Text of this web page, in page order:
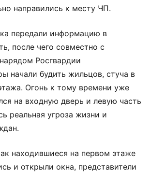
направились к месту ЧП.
передали информацию в
после чего совместно с
Росгвардии
начали будить жильцов, стуча в
Огонь к тому времени уже
на входную дверь и левую часть
реальная угроза жизни и
находившиеся на первом этаже
и открыли окна, представители